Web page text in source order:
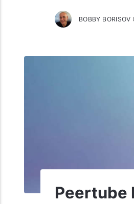
BOBBY BORISOV
Peertube